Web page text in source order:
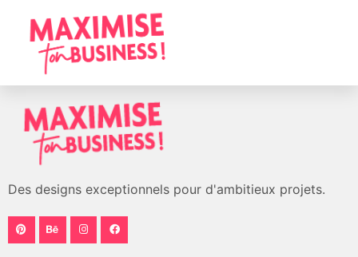
Des designs exceptionnels pour d'ambitieux projets.